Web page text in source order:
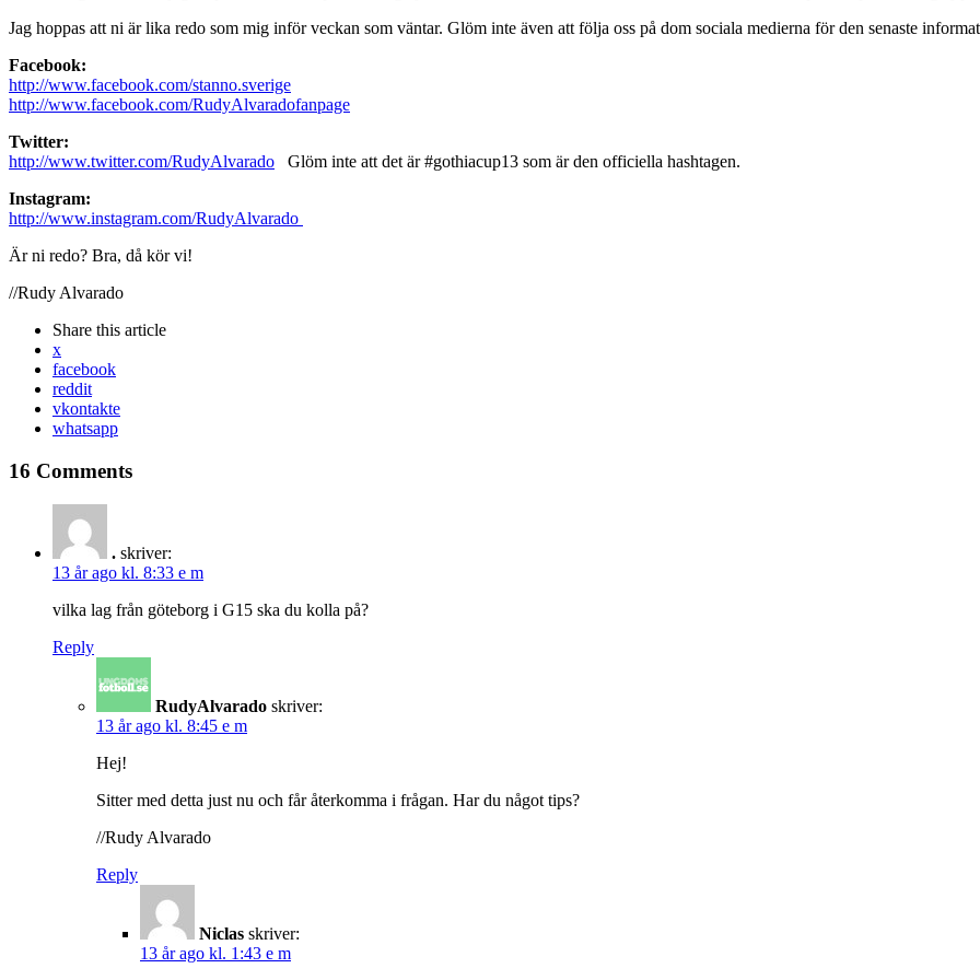
Jag hoppas att ni är lika redo som mig inför veckan som väntar. Glöm inte även att följa oss på dom sociala medierna för den senaste
Facebook:
http://www.facebook.com/stanno.sverige
http://www.facebook.com/RudyAlvaradofanpage
Twitter:
http://www.twitter.com/RudyAlvarado Glöm inte att det är #gothiacup13 som är den officiella hashtagen.
Instagram:
http://www.instagram.com/RudyAlvarado
Är ni redo? Bra, då kör vi!
//Rudy Alvarado
Share this article
x
facebook
reddit
vkontakte
whatsapp
16 Comments
. skriver:
13 år ago kl. 8:33 e m
vilka lag från göteborg i G15 ska du kolla på?
Reply
RudyAlvarado skriver:
13 år ago kl. 8:45 e m
Hej!
Sitter med detta just nu och får återkomma i frågan. Har du något tips?
//Rudy Alvarado
Reply
Niclas skriver:
13 år ago kl. 1:43 e m